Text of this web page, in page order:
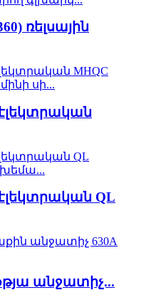
ռելսային
էլեկտրական
էլեկտրական QL
անջատիչ...